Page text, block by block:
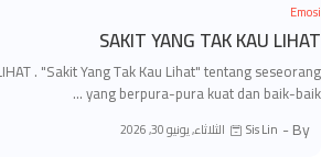
Emosi
SAKIT YANG TAK KAU LIHAT
. "Sakit Yang Tak Kau Lihat" tentang seseorang
yang berpura-pura kuat dan baik-baik …
By -
Sis Lin الثلاثاء, يونيو 30, 2026